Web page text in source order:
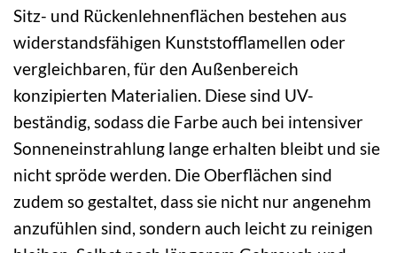
Sitz- und Rückenlehnenflächen bestehen aus
widerstandsfähigen Kunststofflamellen oder
vergleichbaren, für den Außenbereich
konzipierten Materialien. Diese sind UV-
beständig, sodass die Farbe auch bei intensiver
Sonneneinstrahlung lange erhalten bleibt und sie
nicht spröde werden. Die Oberflächen sind
zudem so gestaltet, dass sie nicht nur angenehm
anzufühlen sind, sondern auch leicht zu reinigen